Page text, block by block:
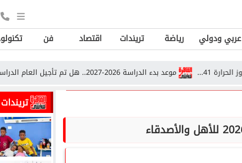
عربي ودولي رياضة تريندات اقتصاد فن
موعد بدء الدراسة 2026-2027.. هل تم تأجيل العام الدراسي الجديد؟
تريندات